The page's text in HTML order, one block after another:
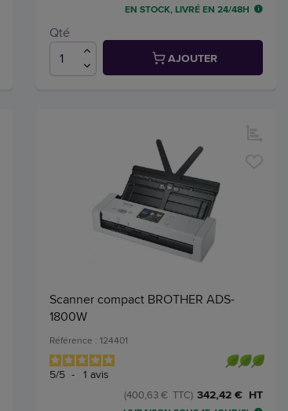
EN STOCK, LIVRÉ EN 24/48H
Qté
AJOUTER
Scanner compact BROTHER ADS-
1800W
Référence : 124401
5/5 - 1 avis
342,42 € HT
(400,63 € TTC)